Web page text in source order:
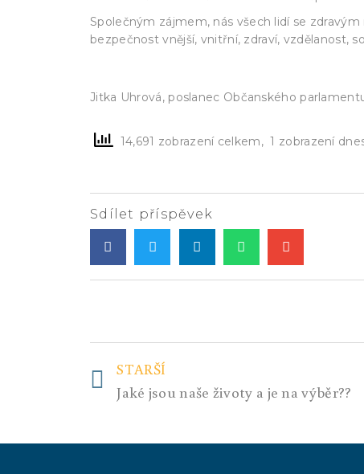
Společným zájmem, nás všech lidí se
bezpečnost vnější, vnitřní, zdraví, vzdělanost,
Jitka Uhrová, poslanec Občanského
14,691 zobrazení celkem, 1 zobrazení
Sdílet příspěvek
STARŠÍ
Jaké jsou naše životy a je na výběr??